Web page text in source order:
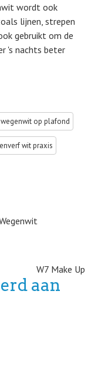
wordt ook
lijnen, strepen
gebruikt om de
's nachts beter
wegenwit op plafond
wit praxis
W7 Make Up
aan